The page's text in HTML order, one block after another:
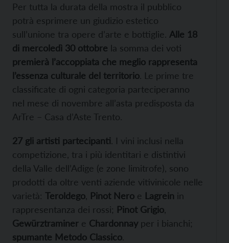
Per tutta la durata della mostra il pubblico
potrà esprimere un giudizio estetico
sull’unione tra opere d’arte e bottiglie. Alle 18
di mercoledì 30 ottobre la somma dei voti
premierà l’accoppiata che meglio rappresenta
l’essenza culturale del territorio. Le prime tre
classificate di ogni categoria parteciperanno
nel mese di novembre all’asta predisposta da
ArTre – Casa d’Aste Trento.
27 gli artisti partecipanti. I vini inclusi nella
competizione, tra i più identitari e distintivi
della Valle dell’Adige (e zone limitrofe), sono
prodotti da oltre venti aziende vitivinicole nelle
varietà: Teroldego Pinot Nero e Lagrein in
rappresentanza dei rossi; Pinot Grigio
Gewürztraminer e Chardonnay per i bianchi;
spumante Metodo Classico.